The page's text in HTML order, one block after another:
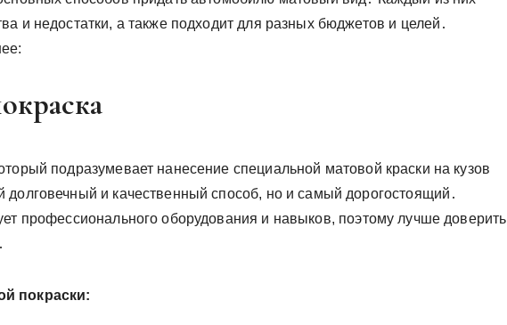
и недостатки, а также подходит для разных бюджетов и целей․
подразумевает нанесение специальной матовой краски на кузов
и качественный способ, но и самый дорогостоящий․
профессионального оборудования и навыков, поэтому лучше доверить
покраски: